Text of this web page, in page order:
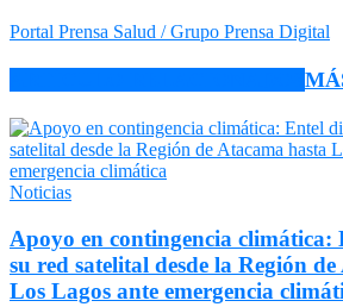
Portal Prensa Salud / Grupo Prensa Digital
Noticias
Apoyo en contingencia climática:
su red satelital desde la Región
Los Lagos ante emergencia